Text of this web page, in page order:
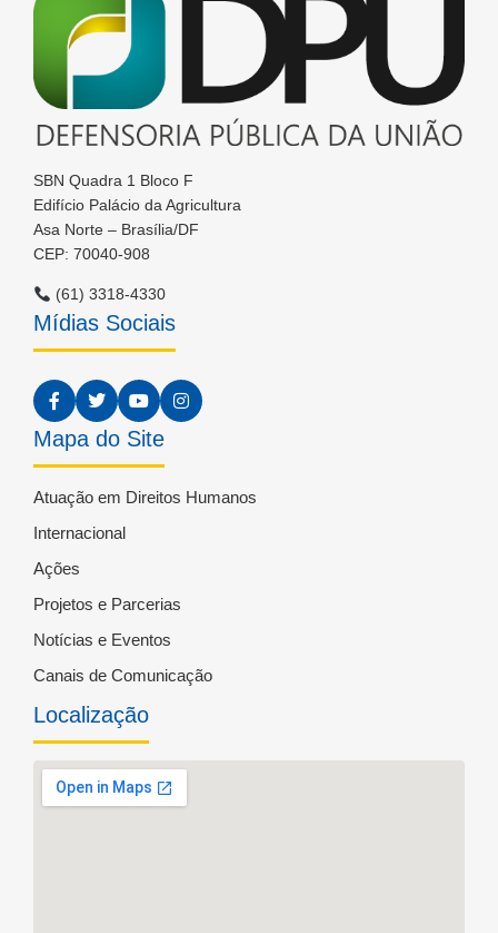
SBN Quadra 1 Bloco F
Edifício Palácio da Agricultura
Asa Norte – Brasília/DF
CEP: 70040-908
(61) 3318-4330
Mídias Sociais
Mapa do Site
Atuação em Direitos Humanos
Internacional
Ações
Projetos e Parcerias
Notícias e Eventos
Canais de Comunicação
Localização